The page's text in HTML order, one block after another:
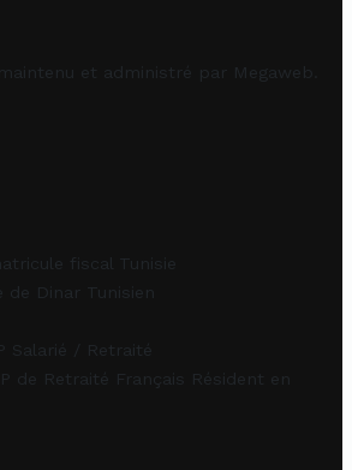
et administré par Megaweb
fiscal Tunisie
de Dinar Tunisien
Salarié / Retraité
de Retraité Français Résident en